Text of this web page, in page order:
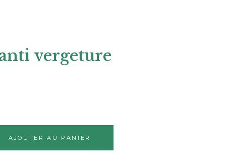
vergeture
AJOUTER AU PANIER